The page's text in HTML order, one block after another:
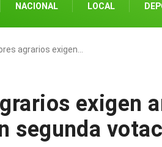
NACIONAL LOCAL
agrarios exigen…
exigen
segunda